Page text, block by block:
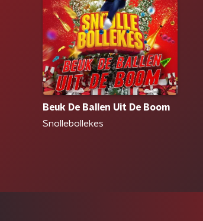
Beuk De Ballen Uit De Boom
Snollebollekes